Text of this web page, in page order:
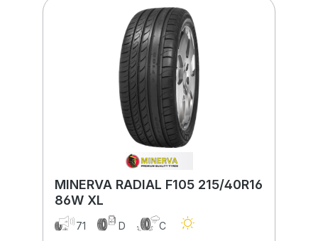
MINERVA RADIAL F105 215/40R16
86W XL
71 D
C